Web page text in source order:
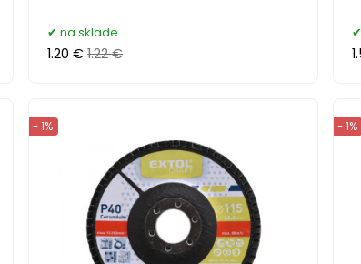
na sklade
1.20 € 1.22 €
- 1% - 1%